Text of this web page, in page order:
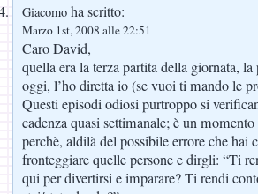
Giacomo ha scritto:
Marzo 1st, 2008 alle 22:51
Caro David,
quella era la terza partita della giornata,
oggi, l’ho diretta io (se vuoi ti mando le
Questi episodi odiosi purtroppo si
cadenza quasi settimanale; è un
perchè, aldilà del possibile errore che hai
fronteggiare quelle persone e dirgli: “Ti
qui per divertirsi e imparare? Ti rendi